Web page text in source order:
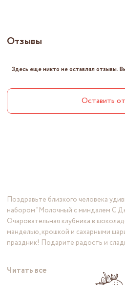
Отзывы
Здесь еще никто не оставлял отзывы.
Оставить
Поздравьте близкого человека
набором "Молочный с миндалем С
Очаровательная клубника в
манделью, крошкой и сахарными
праздник! Подарите радость и
Читать все